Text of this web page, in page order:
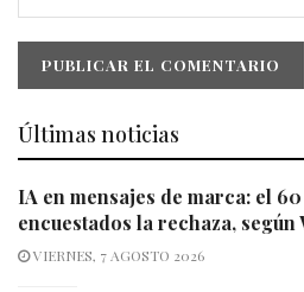
Últimas noticias
IA en mensajes de marca: el
encuestados la rechaza, según
VIERNES, 7 AGOSTO 2026